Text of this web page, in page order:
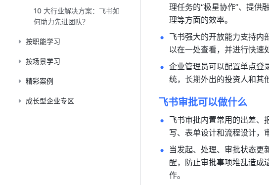
10 大行业解决方案：飞书如
何助力先进团队？
按职能学习
按场景学习
精彩案例
成长型企业专区
理任务的“极星协作”、提供
理等方面的效率。
飞书强大的开放能力支持内
以在一处查看，并进行快速
企业管理员可以配置单点登
统，长期外出的投资人和其
飞书审批可以做什么
飞书审批内置常用的出差、
写、表单设计和流程设计，
当发起、处理、审批状态更
醒，防止审批事项堆乱造成
作。